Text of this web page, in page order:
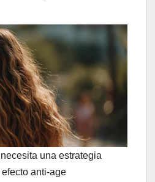
una estrategia
anti-age